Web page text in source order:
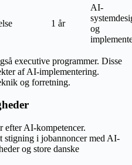
1 år
AI-
og
executive programmer. Disse
af AI-implementering.
og forretning.
efter AI-kompetencer.
stigning i jobannoncer med AI-
og store danske